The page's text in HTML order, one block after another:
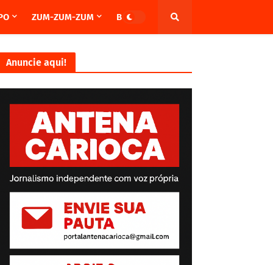
ZUM-ZUM-ZUM BRASIL
Anuncie aqui!